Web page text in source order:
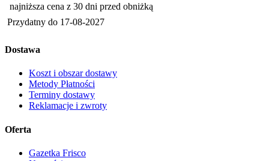
najniższa cena z 30 dni przed obniżką
Przydatny do 17-08-2027
Dostawa
Koszt i obszar dostawy
Metody Płatności
Terminy dostawy
Reklamacje i zwroty
Oferta
Gazetka Frisco